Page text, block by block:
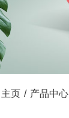
主页 / 产品中心